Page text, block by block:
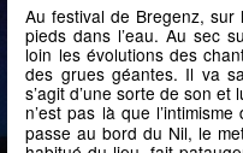
Au festival de Bregenz, sur
pieds dans l’eau. Au sec
loin les évolutions des
des grues géantes. Il va
s’agit d’une sorte de son
n’est pas là que l’intimisme
passe au bord du Nil, le